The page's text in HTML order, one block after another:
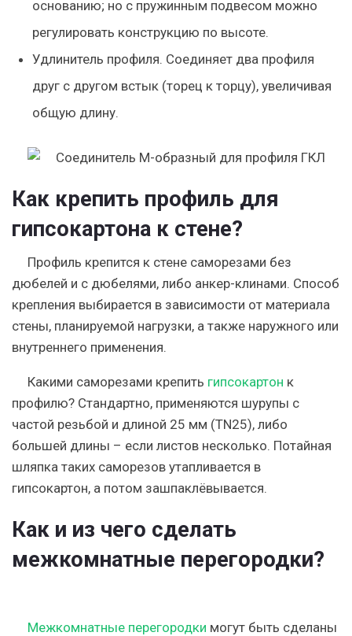
основанию; но с пружинным подвесом можно
регулировать конструкцию по высоте.
Удлинитель профиля. Соединяет два профиля
друг с другом встык (торец к торцу), увеличивая
общую длину.
Как крепить профиль для
гипсокартона к стене?
Профиль крепится к стене саморезами без
дюбелей и с дюбелями, либо анкер-клинами. Способ
крепления выбирается в зависимости от материала
стены, планируемой нагрузки, а также наружного или
внутреннего применения.
Какими саморезами крепить гипсокартон к
профилю? Стандартно, применяются шурупы с
частой резьбой и длиной 25 мм (TN25), либо
большей длины – если листов несколько. Потайная
шляпка таких саморезов утапливается в
гипсокартон, а потом зашпаклёвывается.
Как и из чего сделать
межкомнатные перегородки?
Межкомнатные перегородки могут быть сделаны